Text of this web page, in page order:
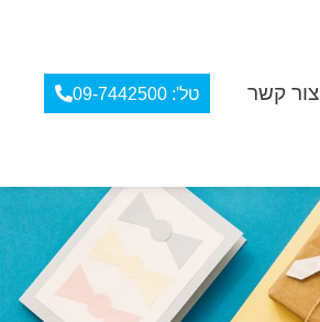
צור קשר טל': 09-7442500